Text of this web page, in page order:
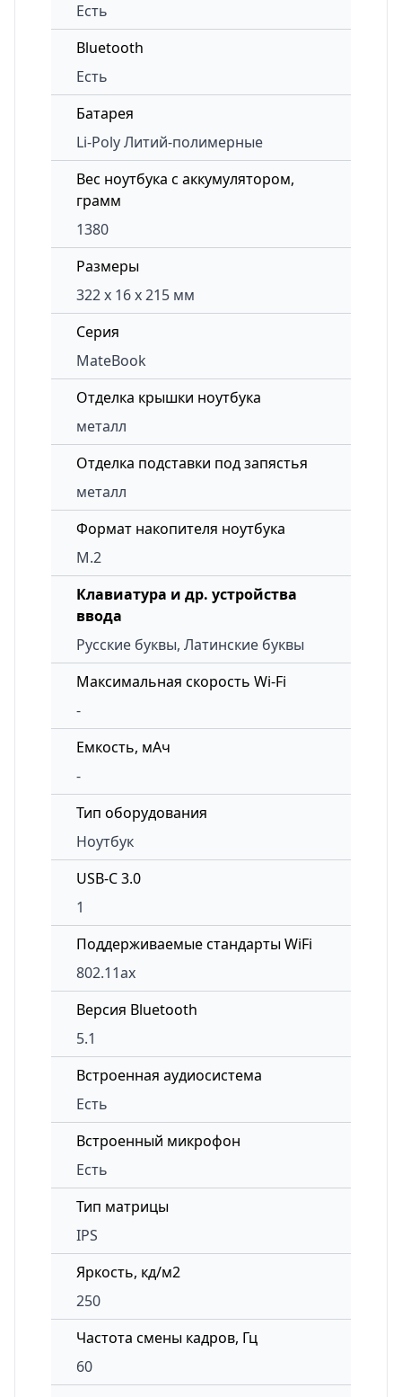
Есть
Bluetooth
Есть
Батарея
Li-Poly Литий-полимерные
Вес ноутбука с аккумулятором,
грамм
1380
Размеры
322 x 16 x 215 мм
Серия
MateBook
Отделка крышки ноутбука
металл
Отделка подставки под запястья
металл
Формат накопителя ноутбука
M.2
Клавиатура и др. устройства
ввода
Русские буквы, Латинские буквы
Максимальная скорость Wi-Fi
-
Емкость, мАч
-
Тип оборудования
Ноутбук
USB-C 3.0
1
Поддерживаемые стандарты WiFi
802.11ax
Версия Bluetooth
5.1
Встроенная аудиосистема
Есть
Встроенный микрофон
Есть
Тип матрицы
IPS
Яркость, кд/м2
250
Частота смены кадров, Гц
60